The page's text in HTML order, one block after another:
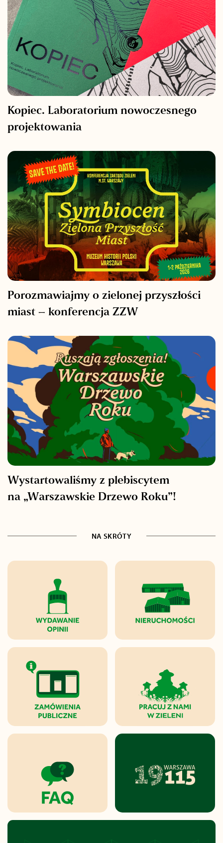
Kopiec. Laboratorium nowoczesnego
projektowania
Porozmawiajmy o zielonej przyszłości
miast – konferencja ZZW
Wystartowaliśmy z plebiscytem
na „Warszawskie Drzewo Roku”!
NA SKRÓTY